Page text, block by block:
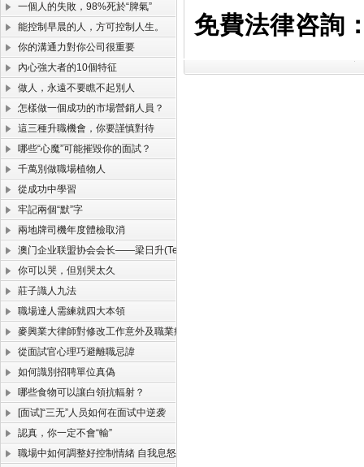
一個人的失敗，98%死於“脾氣”
能控制早晨的人，方可控制人生。
你的溝通力對你公司很重要
內心強大者的10個特征
做人，永遠不要瞧不起別人
怎樣做一個成功的市場營銷人員？
這三種升職機會，你要謹慎對待
哪些“心魔”可能摧毀你的面試？
千萬別做職場植物人
從成功中學習
牢記兩個“默”字
兩地牌司機年度體檢取消
澳门企业联盟协会会长——梁日升(TerrySir)
你可以哭，但別哭太久
莊子識人九法
職場達人需練就四大本領
麥興業大律師對修改工作意外及職業病損害的彌補制度解答
從面試官心理巧避離職忌諱
如何識別招聘單位真偽
哪些食物可以讓白領抗輻射？
[面试]“三无”人员如何在面试中逆袭
認真，你一定不會“輸”
職場中如何調整好控制情緒 自我息怒的妙招
免費法律咨詢